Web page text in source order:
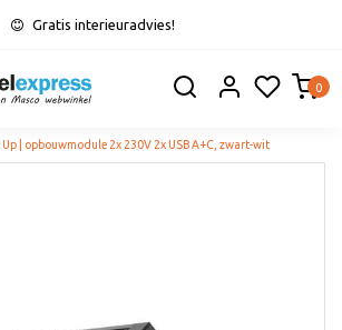
Gratis interieuradvies!
0
Up | opbouwmodule 2x 230V 2x USB A+C, zwart-wit